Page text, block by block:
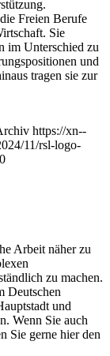
Freien Berufe
Sie
im Unterschied zu
und
tragen sie zur
https://xn--
11/rsl-logo-
Arbeit näher zu
zu machen.
Deutschen
und
Wenn Sie auch
Sie gerne hier den